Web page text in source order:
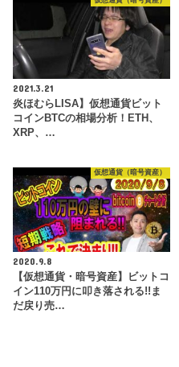
2021.3.21
炎ほむらLISA】仮想通貨ビット
コインBTCの相場分析！ETH、
XRP、…
仮想通貨（暗号資産）
2020.9.8
【仮想通貨・暗号資産】ビットコ
イン110万円に叩き落される!!ま
だ戻り売…